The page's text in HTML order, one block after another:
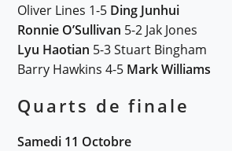
Oliver Lines 1-5 Ding Junhui
Ronnie O’Sullivan 5-2 Jak Jones
Lyu Haotian 5-3 Stuart Bingham
Barry Hawkins 4-5 Mark Williams
Quarts de finale
Samedi 11 Octobre